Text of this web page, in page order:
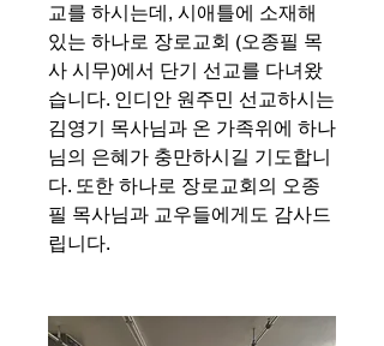
교를 하시는데, 시애틀에 소재해
있는 하나로 장로교회 (오종필 목
사 시무)에서 단기 선교를 다녀왔
습니다. 인디안 원주민 선교하시는
김영기 목사님과 온 가족위에 하나
님의 은혜가 충만하시길 기도합니
다. 또한 하나로 장로교회의 오종
필 목사님과 교우들에게도 감사드
립니다.